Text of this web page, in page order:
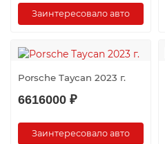
Заинтересовало авто
Porsche Taycan 2023 г.
6616000 ₽
Заинтересовало авто